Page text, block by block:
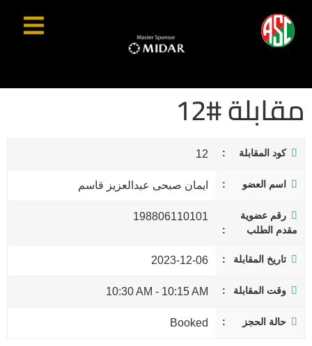
مقابلة #12
كود المقابلة 12
اسم العضو ايمان صبحى عبدالعزيز قاسم
رقم عضوية
مقدم الطلب
198806110101
تاريخ المقابلة 2023-12-06
وقت المقابلة 10:15 AM
-
10:30 AM
حالة الحجز Booked